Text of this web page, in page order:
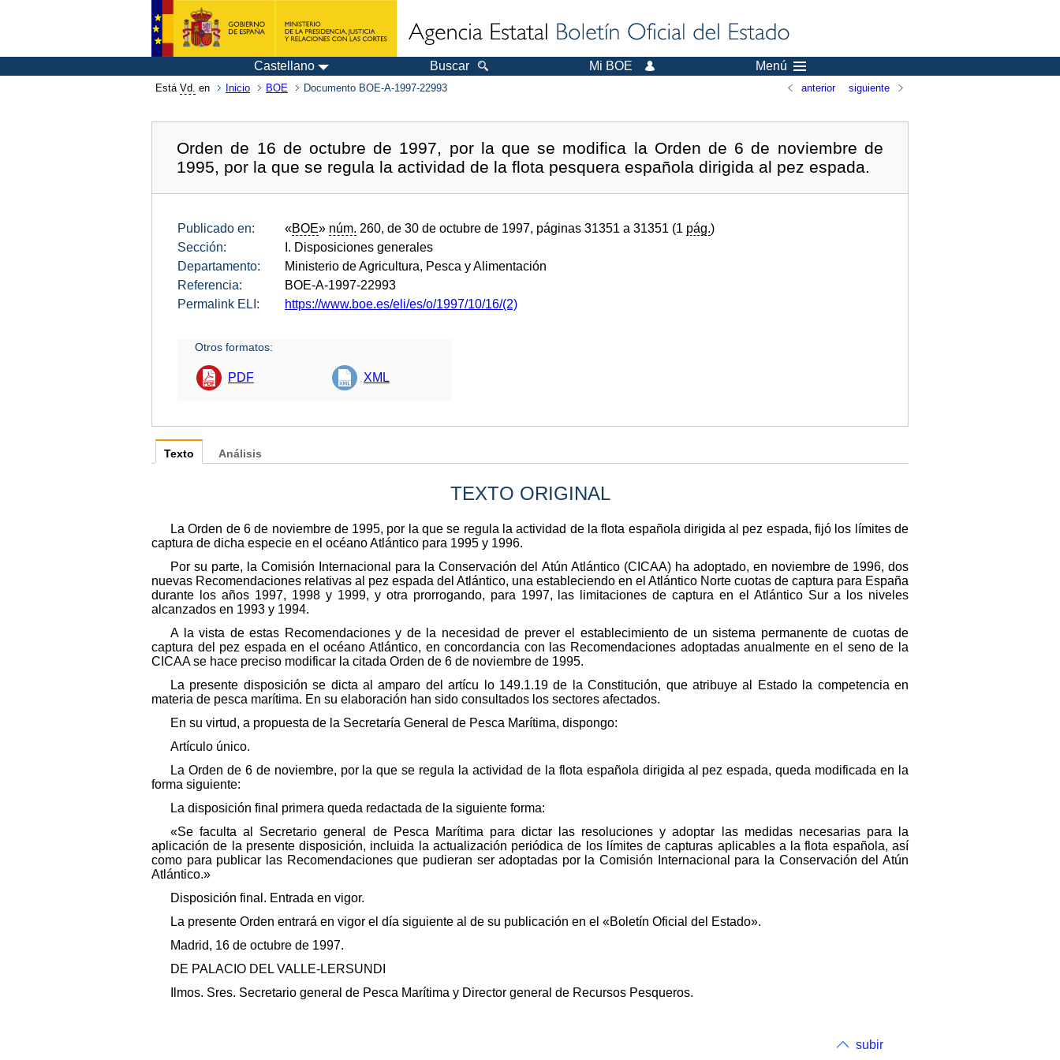
Castellano Buscar Mi BOE Menú
Está Vd. en Inicio BOE Documento BOE-A-1997-22993 anterior siguiente
Orden de 16 de octubre de 1997, por la que se modifica la Orden de 6 de noviembre de
1995, por la que se regula la actividad de la flota pesquera española dirigida al pez espada.
Publicado en: «BOE» núm. 260, de 30 de octubre de 1997, páginas 31351 a 31351 (1 pág.)
Sección:
I. Disposiciones generales
Departamento:
Ministerio de Agricultura, Pesca y Alimentación
Referencia:
BOE-A-1997-22993
Permalink ELI:
https://www.boe.es/eli/es/o/1997/10/16/(2)
Otros formatos:
PDF XML
Texto
TEXTO ORIGINAL
La Orden de 6 de noviembre de 1995, por la que se regula la actividad de la flota española dirigida al pez espada, fijó los límites de
captura de dicha especie en el océano Atlántico para 1995 y 1996.
Por su parte, la Comisión Internacional para la Conservación del Atún Atlántico (CICAA) ha adoptado, en noviembre de 1996, dos
nuevas Recomendaciones relativas al pez espada del Atlántico, una estableciendo en el Atlántico Norte cuotas de captura para España
durante los años 1997, 1998 y 1999, y otra prorrogando, para 1997, las limitaciones de captura en el Atlántico Sur a los niveles
alcanzados en 1993 y 1994.
A la vista de estas Recomendaciones y de la necesidad de prever el establecimiento de un sistema permanente de cuotas de
captura del pez espada en el océano Atlántico, en concordancia con las Recomendaciones adoptadas anualmente en el seno de la
CICAA se hace preciso modificar la citada Orden de 6 de noviembre de 1995.
La presente disposición se dicta al amparo del artícu lo 149.1.19 de la Constitución, que atribuye al Estado la competencia en
materia de pesca marítima. En su elaboración han sido consultados los sectores afectados.
En su virtud, a propuesta de la Secretaría General de Pesca Marítima, dispongo:
Artículo único.
La Orden de 6 de noviembre, por la que se regula la actividad de la flota española dirigida al pez espada, queda modificada en la
forma siguiente:
La disposición final primera queda redactada de la siguiente forma:
«Se faculta al Secretario general de Pesca Marítima para dictar las resoluciones y adoptar las medidas necesarias para la
aplicación de la presente disposición, incluida la actualización periódica de los límites de capturas aplicables a la flota española, así
como para publicar las Recomendaciones que pudieran ser adoptadas por la Comisión Internacional para la Conservación del Atún
Atlántico.»
Disposición final. Entrada en vigor.
La presente Orden entrará en vigor el día siguiente al de su publicación en el «Boletín Oficial del Estado».
Madrid, 16 de octubre de 1997.
DE PALACIO DEL VALLE-LERSUNDI
Ilmos. Sres. Secretario general de Pesca Marítima y Director general de Recursos Pesqueros.
Análisis
subir